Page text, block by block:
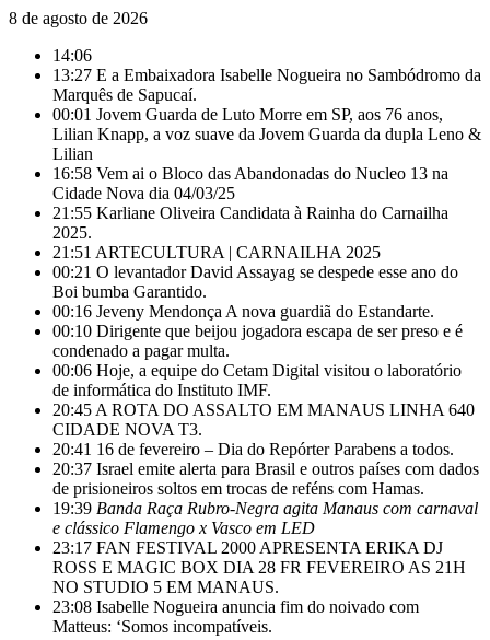
8 de agosto de 2026
14:06
13:27 E a Embaixadora Isabelle Nogueira no Sambódromo da
Marquês de Sapucaí.
00:01 Jovem Guarda de Luto Morre em SP, aos 76 anos,
Lilian Knapp, a voz suave da Jovem Guarda da dupla Leno &
Lilian
16:58 Vem ai o Bloco das Abandonadas do Nucleo 13 na
Cidade Nova dia 04/03/25
21:55 Karliane Oliveira Candidata à Rainha do Carnailha
2025.
21:51 ARTECULTURA | CARNAILHA 2025
00:21 O levantador David Assayag se despede esse ano do
Boi bumba Garantido.
00:16 Jeveny Mendonça A nova guardiã do Estandarte.
00:10 Dirigente que beijou jogadora escapa de ser preso e é
condenado a pagar multa.
00:06 Hoje, a equipe do Cetam Digital visitou o laboratório
de informática do Instituto IMF.
20:45 A ROTA DO ASSALTO EM MANAUS LINHA 640
CIDADE NOVA T3.
20:41 16 de fevereiro – Dia do Repórter Parabens a todos.
20:37 Israel emite alerta para Brasil e outros países com dados
de prisioneiros soltos em trocas de reféns com Hamas.
19:39 Banda Raça Rubro-Negra agita Manaus com carnaval
e clássico Flamengo x Vasco em LED
23:17 FAN FESTIVAL 2000 APRESENTA ERIKA DJ
ROSS E MAGIC BOX DIA 28 FR FEVEREIRO AS 21H
NO STUDIO 5 EM MANAUS.
23:08 Isabelle Nogueira anuncia fim do noivado com
Matteus: ‘Somos incompatíveis.